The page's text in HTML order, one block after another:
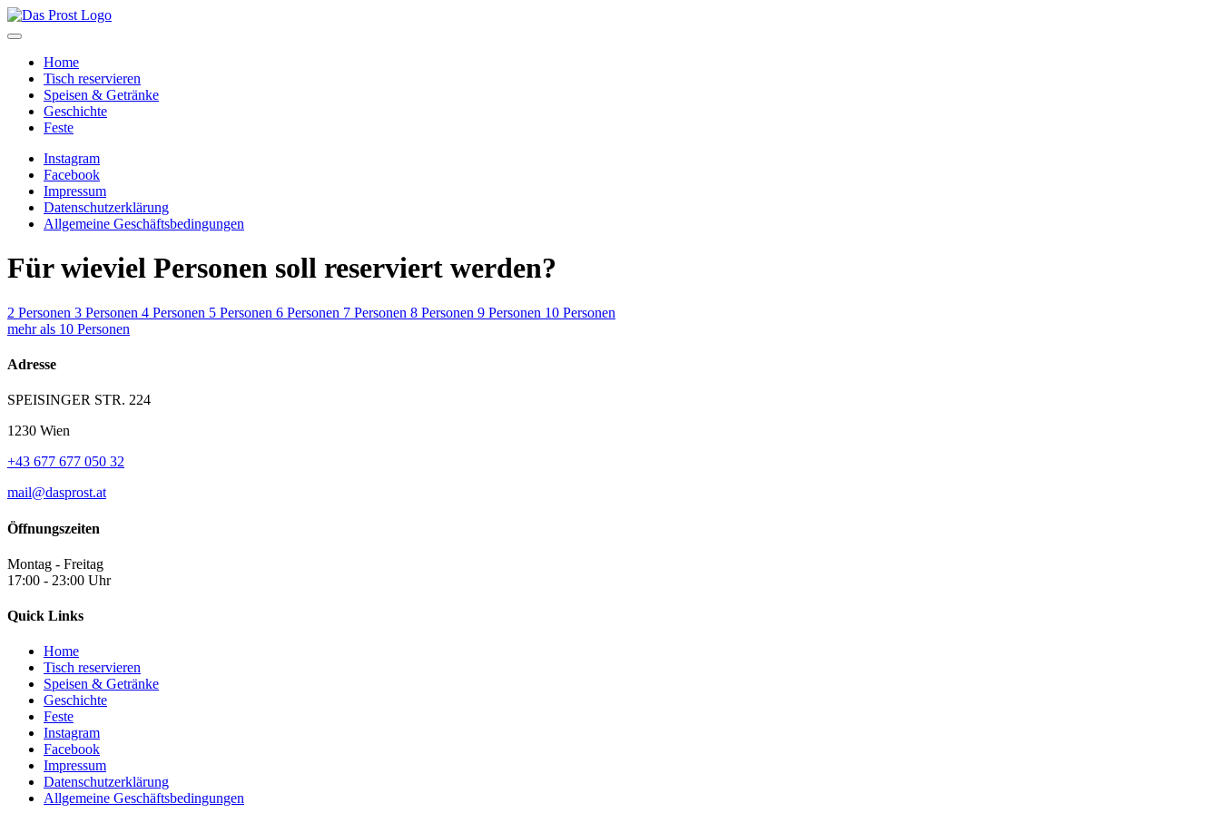
Home
Tisch reservieren
Speisen & Getränke
Geschichte
Feste
Instagram
Facebook
Impressum
Datenschutzerklärung
Allgemeine Geschäftsbedingungen
Für wieviel Personen soll reserviert werden?
2 Personen 3 Personen 4 Personen 5 Personen 6 Personen 7 Personen 8 Personen 9 Personen 10 Personen
mehr als 10 Personen
Adresse
SPEISINGER STR. 224
1230 Wien
+43 677 677 050 32
mail@dasprost.at
Öffnungszeiten
Montag - Freitag
17:00 - 23:00 Uhr
Quick Links
Home
Tisch reservieren
Speisen & Getränke
Geschichte
Feste
Instagram
Facebook
Impressum
Datenschutzerklärung
Allgemeine Geschäftsbedingungen